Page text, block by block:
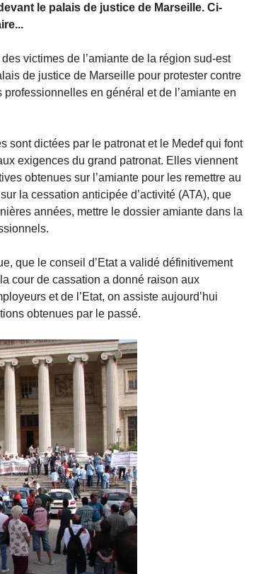
le palais de justice de Marseille. Ci-
victimes de l’amiante de la région sud-est
de justice de Marseille pour protester contre
en général et de l’amiante en
sont dictées par le patronat et le Medef qui font
exigences du grand patronat. Elles viennent
obtenues sur l’amiante pour les remettre au
la cessation anticipée d’activité (ATA), que
années, mettre le dossier amiante dans la
que le conseil d’Etat a validé définitivement
cour de cassation a donné raison aux
et de l’Etat, on assiste aujourd’hui
obtenues par le passé.